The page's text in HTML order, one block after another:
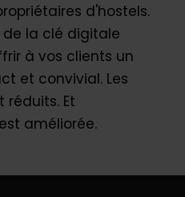
d'hostels.
la clé digitale
à vos clients un
et convivial. Les
réduits. Et
améliorée.